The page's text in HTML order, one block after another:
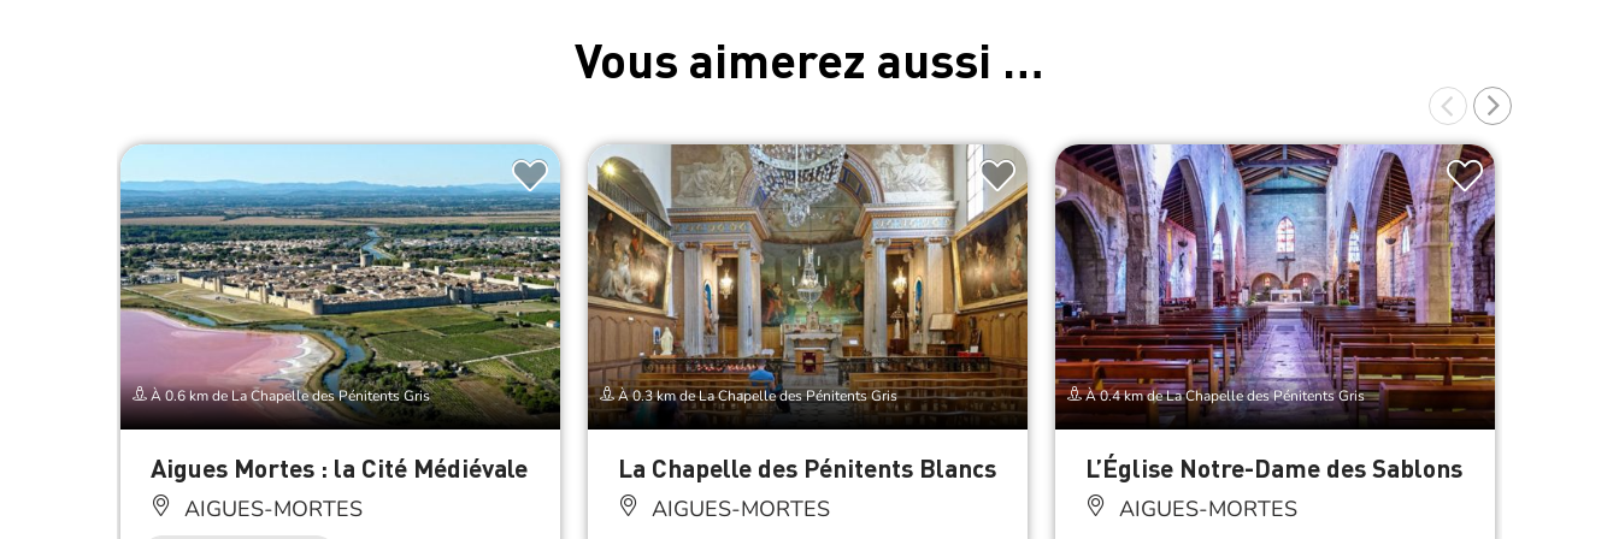
Vous aimerez aussi …
À 0.6 km de La Chapelle des Pénitents Gris
Aigues Mortes : la Cité Médiévale
AIGUES-MORTES
À 0.3 km de La Chapelle des Pénitents Gris
La Chapelle des Pénitents Blancs
AIGUES-MORTES
À 0.4 km de La Chapelle des Pénitents Gris
L’Église Notre-Dame des Sablons
AIGUES-MORTES